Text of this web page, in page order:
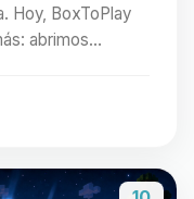
Hoy, BoxToPlay
abrimos